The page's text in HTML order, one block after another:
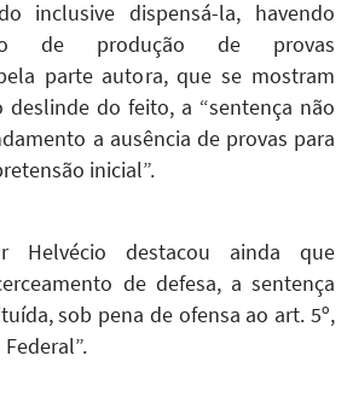
inclusive dispensá-la, havendo
de produção de provas
parte autora, que se mostram
deslinde do feito, a “sentença não
a ausência de provas para
inicial”.
Helvécio destacou ainda que
de defesa, a sentença
sob pena de ofensa ao art. 5º,